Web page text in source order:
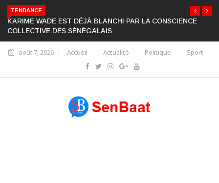
TENDANCE
KARIME WADE EST DÉJÀ BLANCHI PAR LA CONSCIENCE
COLLECTIVE DES SÉNÉGALAIS
août 7, 2026 Accueil Actualité Politique Sport